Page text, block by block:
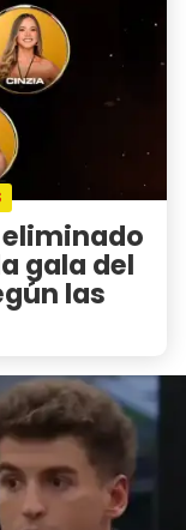
gala del
las